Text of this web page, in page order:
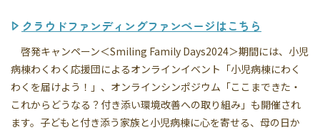
クラウドファンディングファンページはこちら
啓発キャンペーン＜Smiling Family Days2024＞期間には、小児
病棟わくわく応援団によるオンラインイベント「小児病棟にわく
わくを届けよう！」、オンラインシンポジウム「ここまできた・
これからどうなる？付き添い環境改善への取り組み」も開催され
ます。子どもと付き添う家族と小児病棟に心を寄せる、母の日か